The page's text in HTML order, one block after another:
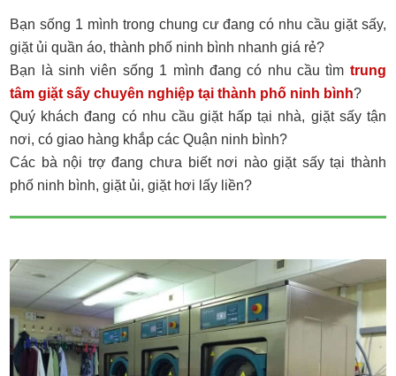
Bạn sống 1 mình trong chung cư đang có nhu cầu giặt sấy,
giặt ủi quần áo, thành phố ninh bình nhanh giá rẻ?
Bạn là sinh viên sống 1 mình đang có nhu cầu tìm trung
tâm giặt sấy chuyên nghiệp tại thành phố ninh bình?
Quý khách đang có nhu cầu giặt hấp tại nhà, giặt sấy tận
nơi, có giao hàng khắp các Quận ninh bình?
Các bà nội trợ đang chưa biết nơi nào giặt sấy tại thành
phố ninh bình, giặt ủi, giặt hơi lấy liền?